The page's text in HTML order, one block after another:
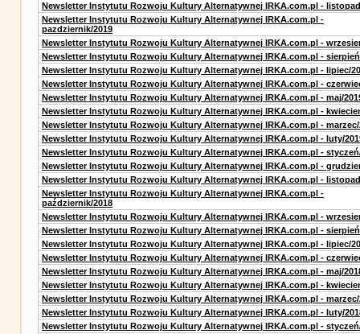
Newsletter Instytutu Rozwoju Kultury Alternatywnej IRKA.com.pl -
Newsletter Instytutu Rozwoju Kultury Alternatywnej IRKA.com.pl -
pazdziernik/2019
Newsletter Instytutu Rozwoju Kultury Alternatywnej IRKA.com.pl -
Newsletter Instytutu Rozwoju Kultury Alternatywnej IRKA.com.pl -
Newsletter Instytutu Rozwoju Kultury Alternatywnej IRKA.com.pl - lipiec/
Newsletter Instytutu Rozwoju Kultury Alternatywnej IRKA.com.pl -
Newsletter Instytutu Rozwoju Kultury Alternatywnej IRKA.com.pl - maj/
Newsletter Instytutu Rozwoju Kultury Alternatywnej IRKA.com.pl -
Newsletter Instytutu Rozwoju Kultury Alternatywnej IRKA.com.pl - marzec/
Newsletter Instytutu Rozwoju Kultury Alternatywnej IRKA.com.pl - luty/
Newsletter Instytutu Rozwoju Kultury Alternatywnej IRKA.com.pl -
Newsletter Instytutu Rozwoju Kultury Alternatywnej IRKA.com.pl -
Newsletter Instytutu Rozwoju Kultury Alternatywnej IRKA.com.pl -
Newsletter Instytutu Rozwoju Kultury Alternatywnej IRKA.com.pl -
październik/2018
Newsletter Instytutu Rozwoju Kultury Alternatywnej IRKA.com.pl -
Newsletter Instytutu Rozwoju Kultury Alternatywnej IRKA.com.pl -
Newsletter Instytutu Rozwoju Kultury Alternatywnej IRKA.com.pl - lipiec/
Newsletter Instytutu Rozwoju Kultury Alternatywnej IRKA.com.pl -
Newsletter Instytutu Rozwoju Kultury Alternatywnej IRKA.com.pl - maj/
Newsletter Instytutu Rozwoju Kultury Alternatywnej IRKA.com.pl -
Newsletter Instytutu Rozwoju Kultury Alternatywnej IRKA.com.pl - marzec/
Newsletter Instytutu Rozwoju Kultury Alternatywnej IRKA.com.pl - luty/
Newsletter Instytutu Rozwoju Kultury Alternatywnej IRKA.com.pl -